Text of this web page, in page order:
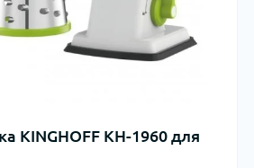
KINGHOFF KH-1960 для